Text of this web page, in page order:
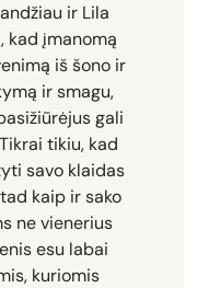
ir Lila
kad įmanomą
iš šono ir
ir smagu,
gali
tikiu, kad
savo klaidas
kaip ir sako
ne vienerius
esu labai
kuriomis